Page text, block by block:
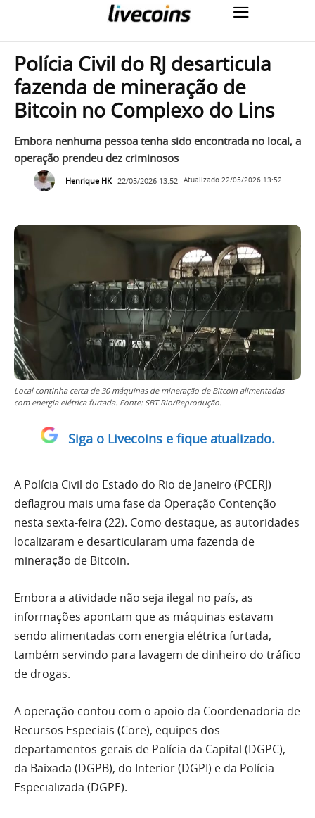
Polícia Civil do RJ desarticula
fazenda de mineração de
Bitcoin no Complexo do Lins
Embora nenhuma pessoa tenha sido encontrada no local, a
operação prendeu dez criminosos
Henrique HK 22/05/2026 13:52 Atualizado 22/05/2026 13:52
Local continha cerca de 30 máquinas de mineração de Bitcoin alimentadas
com energia elétrica furtada. Fonte: SBT Rio/Reprodução.
Siga o Livecoins e fique atualizado.
A Polícia Civil do Estado do Rio de Janeiro (PCERJ)
deflagrou mais uma fase da Operação Contenção
nesta sexta-feira (22). Como destaque, as autoridades
localizaram e desarticularam uma fazenda de
mineração de Bitcoin.
Embora a atividade não seja ilegal no país, as
informações apontam que as máquinas estavam
sendo alimentadas com energia elétrica furtada,
também servindo para lavagem de dinheiro do tráfico
de drogas.
A operação contou com o apoio da Coordenadoria de
Recursos Especiais (Core), equipes dos
departamentos-gerais de Polícia da Capital (DGPC),
da Baixada (DGPB), do Interior (DGPI) e da Polícia
Especializada (DGPE).